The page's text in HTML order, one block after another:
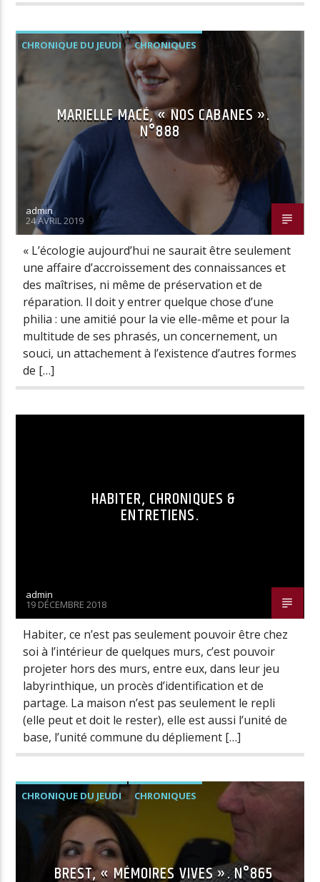
CHRONIQUE DU JEUDI CHRONIQUES
MARIELLE MACÉ, « NOS CABANES ».
N°888
admin
24 AVRIL 2019
« L’écologie aujourd’hui ne saurait être seulement
une affaire d’accroissement des connaissances et
des maîtrises, ni même de préservation et de
réparation. Il doit y entrer quelque chose d’une
philia : une amitié pour la vie elle-même et pour la
multitude de ses phrasés, un concernement, un
souci, un attachement à l’existence d’autres formes
de […]
HABITER, CHRONIQUES &
ENTRETIENS.
admin
19 DÉCEMBRE 2018
Habiter, ce n’est pas seulement pouvoir être chez
soi à l’intérieur de quelques murs, c’est pouvoir
projeter hors des murs, entre eux, dans leur jeu
labyrinthique, un procès d’identification et de
partage. La maison n’est pas seulement le repli
(elle peut et doit le rester), elle est aussi l’unité de
base, l’unité commune du dépliement […]
CHRONIQUE DU JEUDI CHRONIQUES
BREST, « MÉMOIRES VIVES ». N°865